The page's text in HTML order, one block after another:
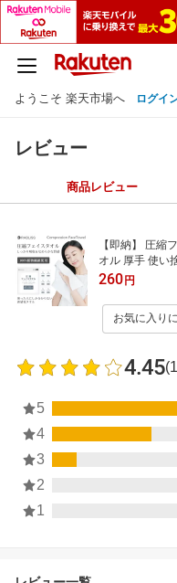
ようこそ 楽天市場へ ログイ
レビュー
商品レビュー
【即納】 圧縮
オル 厚手 使い
ぷり吸水 なめ
KO293
260円
お気に入り
4.45
5
4
3
2
1